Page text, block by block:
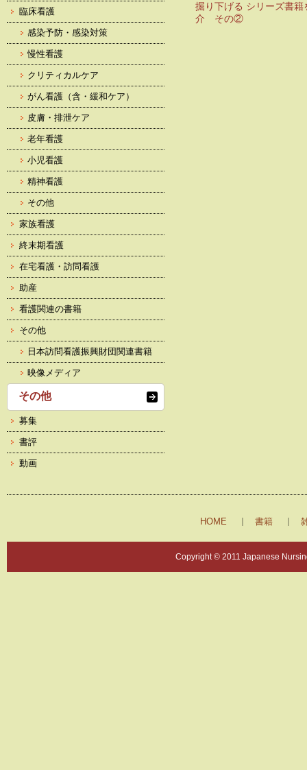
掘り下げる シリーズ書籍
介 その②
臨床看護
感染予防・感染対策
慢性看護
クリティカルケア
がん看護（含・緩和ケア）
皮膚・排泄ケア
老年看護
小児看護
精神看護
その他
家族看護
終末期看護
在宅看護・訪問看護
助産
看護関連の書籍
その他
日本訪問看護振興財団関連書籍
映像メディア
その他
募集
書評
動画
HOME 書籍
Copyright © 2011 Japanese